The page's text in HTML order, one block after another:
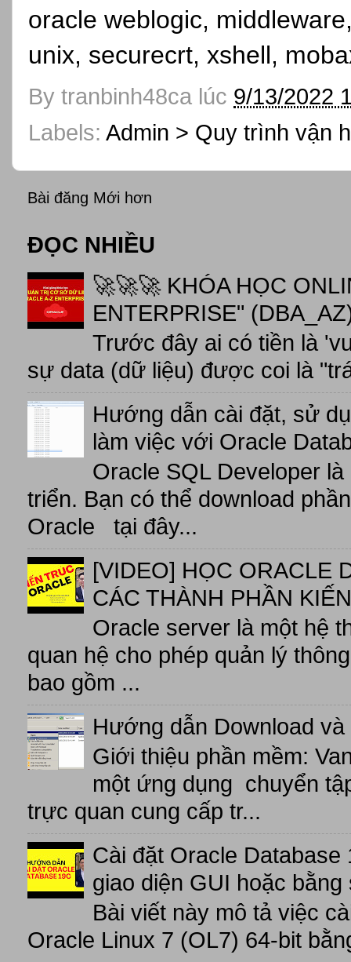
oracle weblogic,
unix, securecrt, xshell,
By tranbinh48ca lúc 9/13/2022
Labels: Admin > Quy trình vận
Bài đăng Mới hơn
ĐỌC NHIỀU
🚀🚀🚀 KHÓA HỌC
ENTERPRISE"
Trước đây ai có tiền là
sự data (dữ liệu) được coi là
Hướng dẫn cài đặt, sử
làm việc với Oracle
Oracle SQL Developer
triển. Bạn có thể download
Oracle tại đây...
[VIDEO] HỌC ORACLE
CÁC THÀNH PHẦN
Oracle server là một hệ
quan hệ cho phép quản lý
bao gồm ...
Hướng dẫn Download
Giới thiệu phần mềm:
một ứng dụng chuyển
trực quan cung cấp tr...
Cài đặt Oracle
giao diện GUI hoặc bằng
Bài viết này mô tả việc
Oracle Linux 7 (OL7) 64-bit